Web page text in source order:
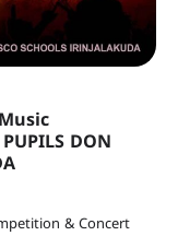
DON
& Concert